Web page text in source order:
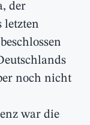
der
letzten
noch nicht
war die